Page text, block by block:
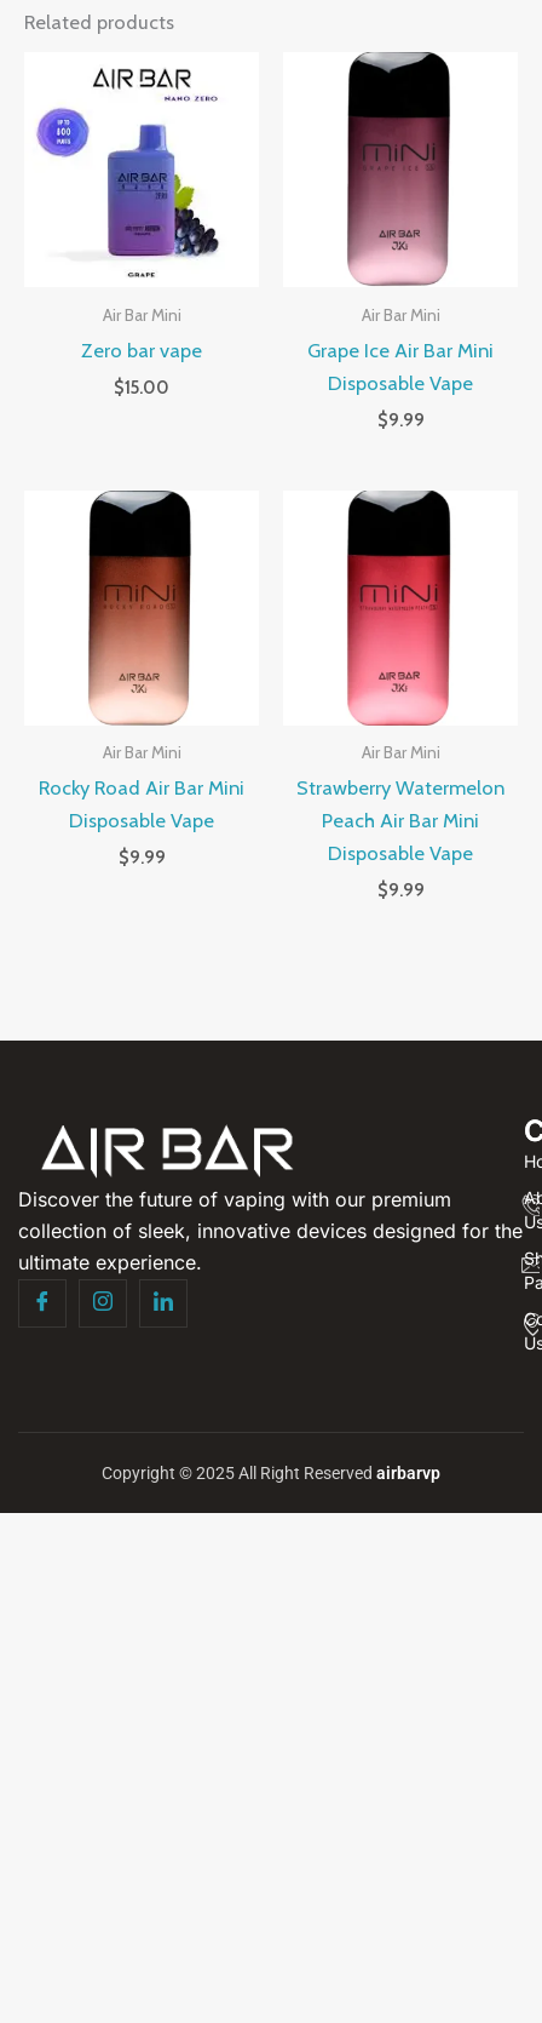
Related products
Air Bar Mini
Zero bar vape
$15.00
Air Bar Mini
Grape Ice Air Bar Mini
Disposable Vape
$9.99
Air Bar Mini
Rocky Road Air Bar Mini
Disposable Vape
$9.99
Air Bar Mini
Strawberry Watermelon
Peach Air Bar Mini
Disposable Vape
$9.99
Discover the future of vaping with our premium
collection of sleek, innovative devices designed for the
ultimate experience.
Copyright © 2025 All Right Reserved airbarvp